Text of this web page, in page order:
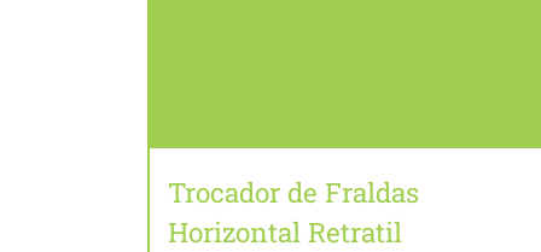
Trocador de Fraldas
Horizontal Retratil